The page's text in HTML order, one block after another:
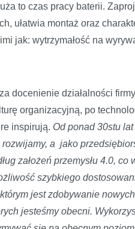
to czas pracy baterii.
ułatwia montaż oraz
jak: wytrzymałość na
docenienie działalności
organizacyjną, po
inspirują. Od ponad 30stu
a jako
założeń przemysłu 4.0,
szybkiego
jest zdobywanie
jesteśmy obecni.